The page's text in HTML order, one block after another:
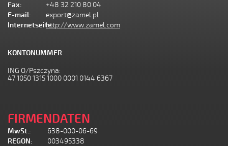
Fax:
+48 32 210 80 04
E-mail:
export@zamel.pl
Internetseite:http://www.zamel.com
KONTONUMMER
ING O/Pszczyna:
47 1050 1315 1000 0001 0144 6367
FIRMENDATEN
MwSt.:
638-000-06-69
REGON:
003495338